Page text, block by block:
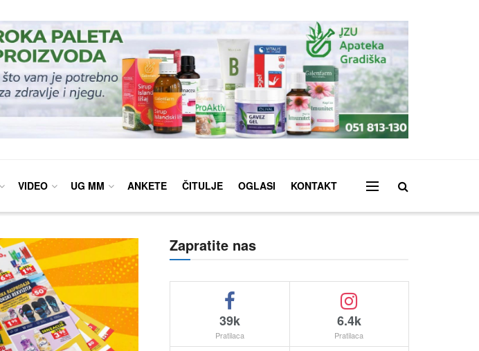
VIDEO UG MM ANKETE ČITULJE OGLASI KONTAKT
Zapratite nas
39k
Pratilaca
6.4k
Pratilaca